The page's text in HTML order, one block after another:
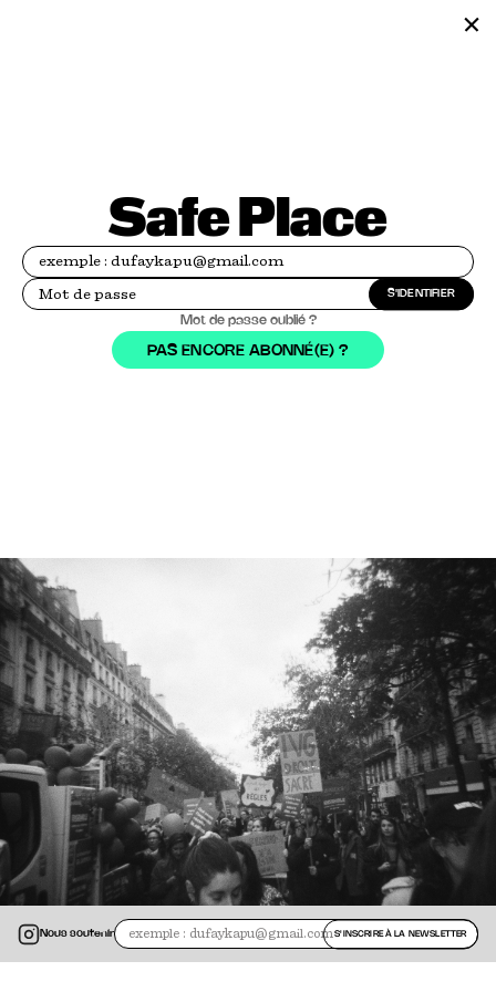
Safe Place
S'IDENTIFIER
Mot de passe oublié ?
PAS ENCORE ABONNÉ(E) ?
Nous soutenir S'INSCRIRE À LA NEWSLETTER